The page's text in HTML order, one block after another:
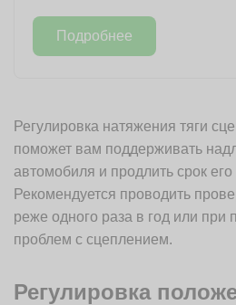
Подробнее
Регулировка натяжения тяги
поможет вам поддерживать
автомобиля и продлить срок
Рекомендуется проводить
реже одного раза в год или при
проблем с сцеплением.
Регулировка